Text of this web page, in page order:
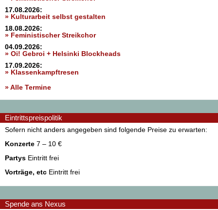
17.08.2026:
» Kulturarbeit selbst gestalten
18.08.2026:
» Feministischer Streikchor
04.09.2026:
» Oi! Gebroi + Helsinki Blockheads
17.09.2026:
» Klassenkampftresen
» Alle Termine
Eintrittspreispolitik
Sofern nicht anders angegeben sind folgende Preise zu erwarten:
Konzerte 7 – 10 €
Partys Eintritt frei
Vorträge, etc Eintritt frei
Spende ans Nexus